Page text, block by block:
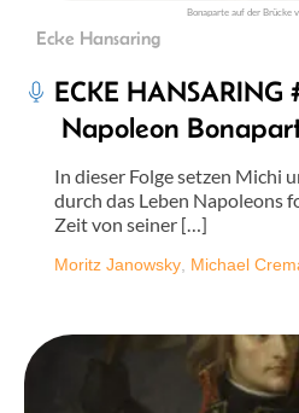
Bonaparte auf der Brücke
Ecke Hansaring
ECKE HANSARING
Napoleon
In dieser Folge setzen Michi
durch das Leben Napoleons
Zeit von seiner […]
Moritz Janowsky Michael